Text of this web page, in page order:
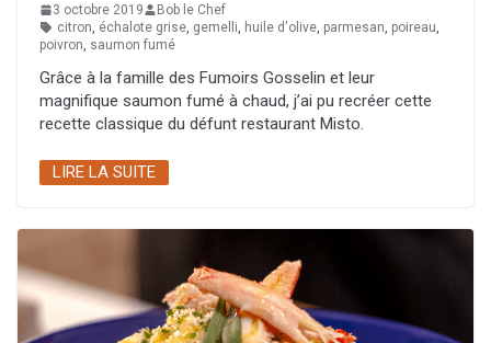
3 octobre 2019
Bob le Chef
citron échalote grise gemelli huile d'olive parmesan poireau
poivron saumon fumé
Grâce à la famille des Fumoirs Gosselin et leur
magnifique saumon fumé à chaud, j’ai pu recréer cette
recette classique du défunt restaurant Misto.
LIRE LA SUITE